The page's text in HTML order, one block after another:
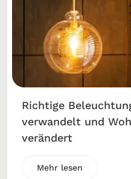
Richtige
verwandelt und
verändert
Mehr lesen